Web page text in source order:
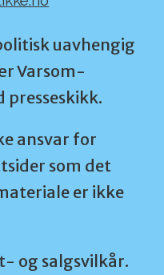
uavhengig
Varsom-
presseskikk.
ansvar for
som det
er ikke
og salgsvilkår.